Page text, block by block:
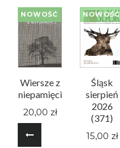
NOWOŚĆ
Wiersze z
niepamięci
20,00 zł
NOWOŚĆ
Śląsk
sierpień
2026
(371)
15,00 zł